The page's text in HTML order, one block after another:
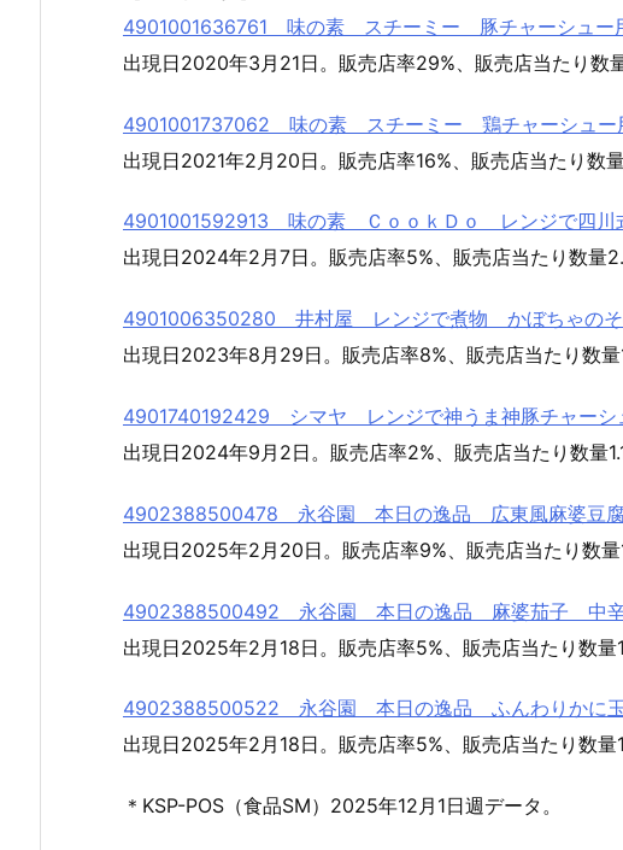
4901001636761 味の素 スチーミー 豚チャーシュー
出現日2020年3月21日。販売店率29%、販売店当たり数
4901001737062 味の素 スチーミー 鶏チャーシュ
出現日2021年2月20日。販売店率16%、販売店当たり数
4901001592913 味の素 ＣｏｏｋＤｏ レンジで四川
出現日2024年2月7日。販売店率5%、販売店当たり数量
4901006350280 井村屋 レンジで煮物 かぼちゃの
出現日2023年8月29日。販売店率8%、販売店当たり数量
4901740192429 シマヤ レンジで神うま神豚チャー
出現日2024年9月2日。販売店率2%、販売店当たり数量
4902388500478 永谷園 本日の逸品 広東風麻婆豆
出現日2025年2月20日。販売店率9%、販売店当たり数量
4902388500492 永谷園 本日の逸品 麻婆茄子 中
出現日2025年2月18日。販売店率5%、販売店当たり数量
4902388500522 永谷園 本日の逸品 ふんわりかに
出現日2025年2月18日。販売店率5%、販売店当たり数量
＊KSP-POS（食品SM）2025年12月1日週データ。